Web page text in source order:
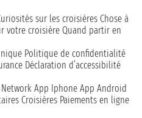
sur les croisières Chose à
votre croisière Quand partir en
Politique de confidentialité
Déclaration d’accessibilité
Network App Iphone App Android
Croisières Paiements en ligne